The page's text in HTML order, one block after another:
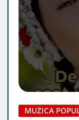
MUZICA